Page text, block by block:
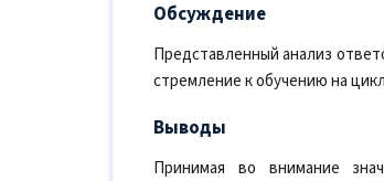
Обсуждение
Представленный анализ
стремление к обучению на
Выводы
Принимая во внимание